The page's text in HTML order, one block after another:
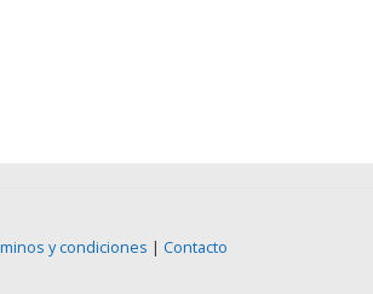
y condiciones | Contacto